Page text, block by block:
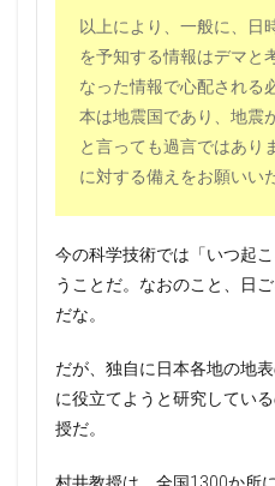
以上により、一般に、日
を予知する情報はデマと
なった情報で心配される
本は地震国であり、地震
と言っても過言ではあり
に対する備えをお願いい
今の科学技術では「いつ起
うことだ。なおのこと、日
だな。
だが、独自に日本各地の地
に役立てようと研究してい
授だ。